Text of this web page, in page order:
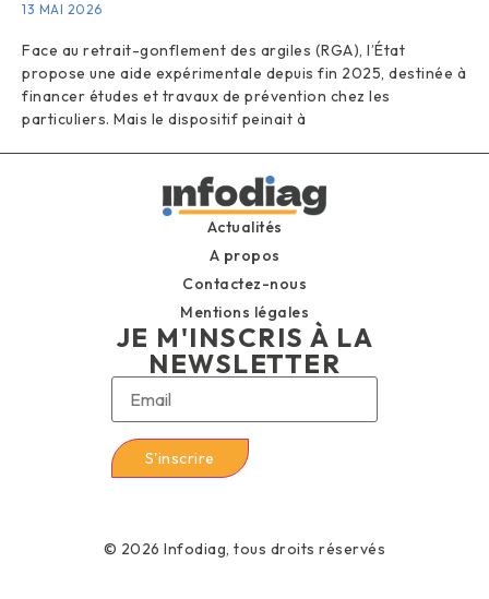
13 MAI 2026
Face au retrait-gonflement des argiles (RGA), l’État
propose une aide expérimentale depuis fin 2025, destinée à
financer études et travaux de prévention chez les
particuliers. Mais le dispositif peinait à
Actualités
A propos
Contactez-nous
Mentions légales
JE M'INSCRIS À LA
NEWSLETTER
© 2026 Infodiag, tous droits réservés